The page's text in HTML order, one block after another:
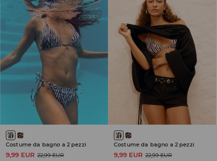
Costume da bagno a 2 pezzi
9,99 EUR 22,99 EUR
Costume da bagno a 2 pezzi
9,99 EUR 22,99 EUR